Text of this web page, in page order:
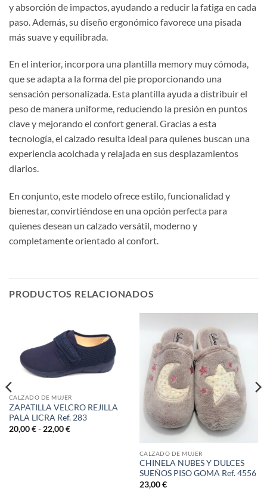
y absorción de impactos, ayudando a reducir la fatiga en cada
paso. Además, su diseño ergonómico favorece una pisada
más suave y equilibrada.
En el interior, incorpora una plantilla memory muy cómoda,
que se adapta a la forma del pie proporcionando una
sensación personalizada. Esta plantilla ayuda a distribuir el
peso de manera uniforme, reduciendo la presión en puntos
clave y mejorando el confort general. Gracias a esta
tecnología, el calzado resulta ideal para quienes buscan una
experiencia acolchada y relajada en sus desplazamientos
diarios.
En conjunto, este modelo ofrece estilo, funcionalidad y
bienestar, convirtiéndose en una opción perfecta para
quienes desean un calzado versátil, moderno y
completamente orientado al confort.
PRODUCTOS RELACIONADOS
CALZADO DE MUJER
ZAPATILLA VELCRO REJILLA
PALA LICRA Ref. 283
20,00€ - 22,00€Rango
CALZADO DE MUJER
CHINELA NUBES Y DULCES
SUEÑOS PISO GOMA Ref. 4556
23,00€